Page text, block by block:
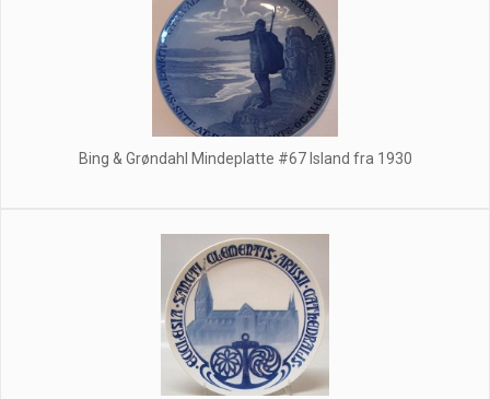
Bing & Grøndahl Mindeplatte #67 Island fra 1930